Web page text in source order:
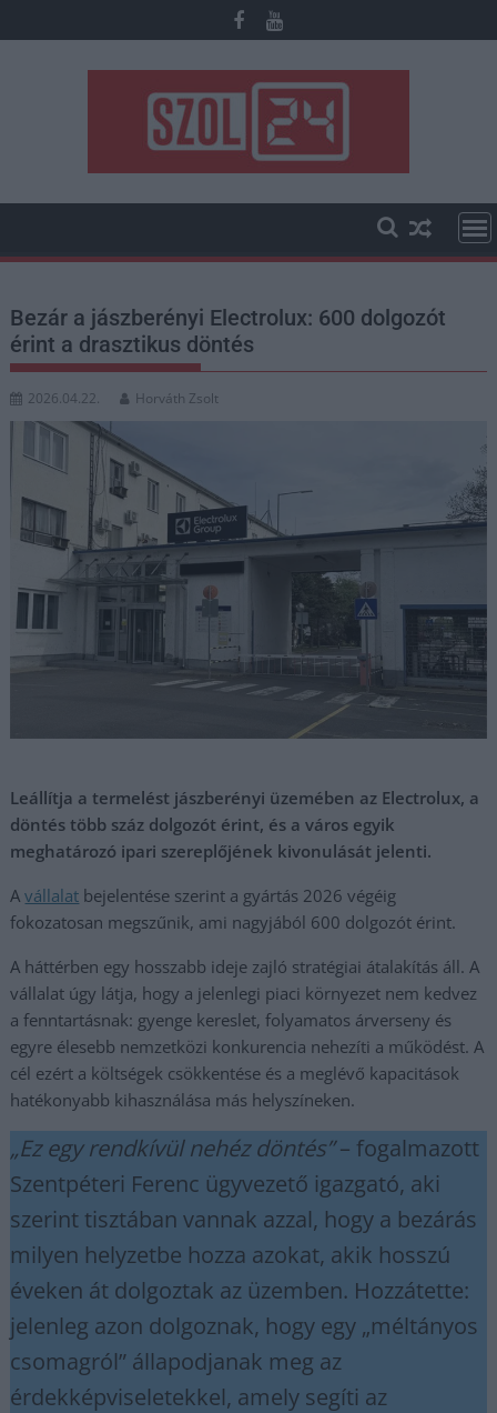
to
Bezár a jászberényi Electrolux: 600 dolgozót
érint a drasztikus döntés
2026.04.22. Horváth Zsolt
Leállítja a termelést jászberényi üzemében az Electrolux, a
döntés több száz dolgozót érint, és a város egyik
meghatározó ipari szereplőjének kivonulását jelenti.
Avállalat bejelentése szerint a gyártás 2026 végéig
fokozatosan megszűnik, ami nagyjából 600 dolgozót érint.
A háttérben egy hosszabb ideje zajló stratégiai átalakítás áll. A
vállalat úgy látja, hogy a jelenlegi piaci környezet nem kedvez
a fenntartásnak: gyenge kereslet, folyamatos árverseny és
egyre élesebb nemzetközi konkurencia nehezíti a működést. A
cél ezért a költségek csökkentése és a meglévő kapacitások
hatékonyabb kihasználása más helyszíneken.
„Ez egy rendkívül nehéz döntés”– fogalmazott
Szentpéteri Ferenc ügyvezető igazgató, aki
szerint tisztában vannak azzal, hogy a bezárás
milyen helyzetbe hozza azokat, akik hosszú
éveken át dolgoztak az üzemben. Hozzátette:
jelenleg azon dolgoznak, hogy egy „méltányos
csomagról” állapodjanak meg az
érdekképviseletekkel, amely segíti az